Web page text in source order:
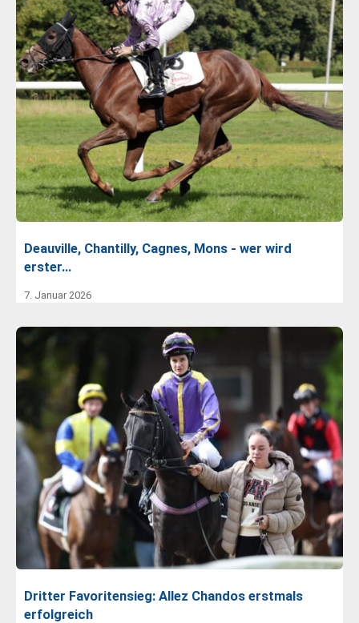
Deauville, Chantilly, Cagnes, Mons - wer wird
erster…
7. Januar 2026
Dritter Favoritensieg: Allez Chandos erstmals
erfolgreich